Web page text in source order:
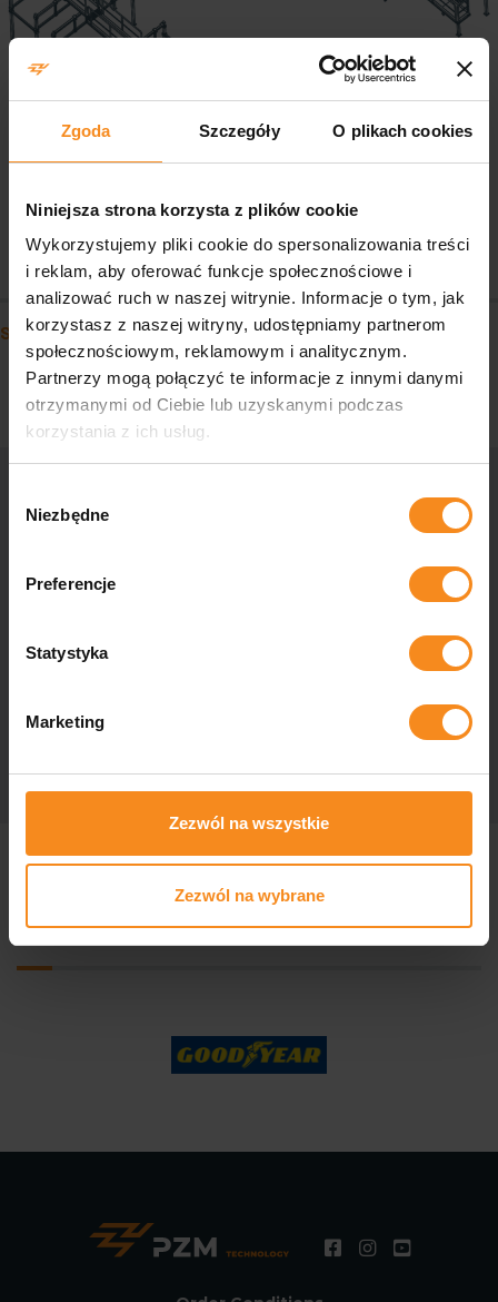
Zgoda Szczegóły O plikach cookies
Niniejsza strona korzysta z plików cookie
Wykorzystujemy pliki cookie do spersonalizowania treści
i reklam, aby oferować funkcje społecznościowe i
analizować ruch w naszej witrynie. Informacje o tym, jak
korzystasz z naszej witryny, udostępniamy partnerom
społecznościowym, reklamowym i analitycznym.
Partnerzy mogą połączyć te informacje z innymi danymi
otrzymanymi od Ciebie lub uzyskanymi podczas
korzystania z ich usług.
zgody
Niezbędne
Preferencje
Statystyka
Marketing
Zezwól na wszystkie
Zezwól na wybrane
Post navigation
Steel construction
Are you wondering if your company can be more automated, do
questions for us? Contact us and our specialists will help you
We produce for well-known
companies